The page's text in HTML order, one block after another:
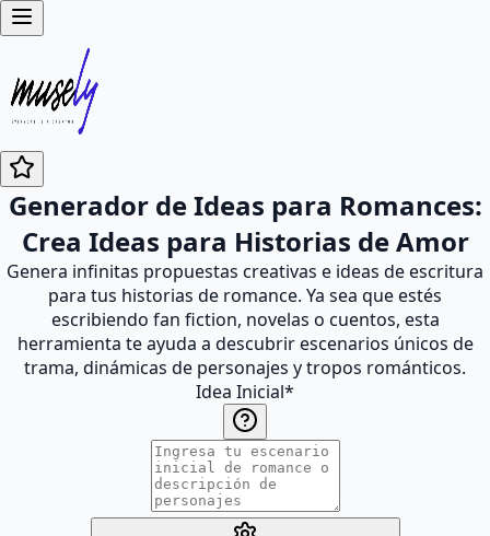
Generador de Ideas para Romances:
Crea Ideas para Historias de Amor
Genera infinitas propuestas creativas e ideas de escritura
para tus historias de romance. Ya sea que estés
escribiendo fan fiction, novelas o cuentos, esta
herramienta te ayuda a descubrir escenarios únicos de
trama, dinámicas de personajes y tropos románticos.
Idea Inicial*